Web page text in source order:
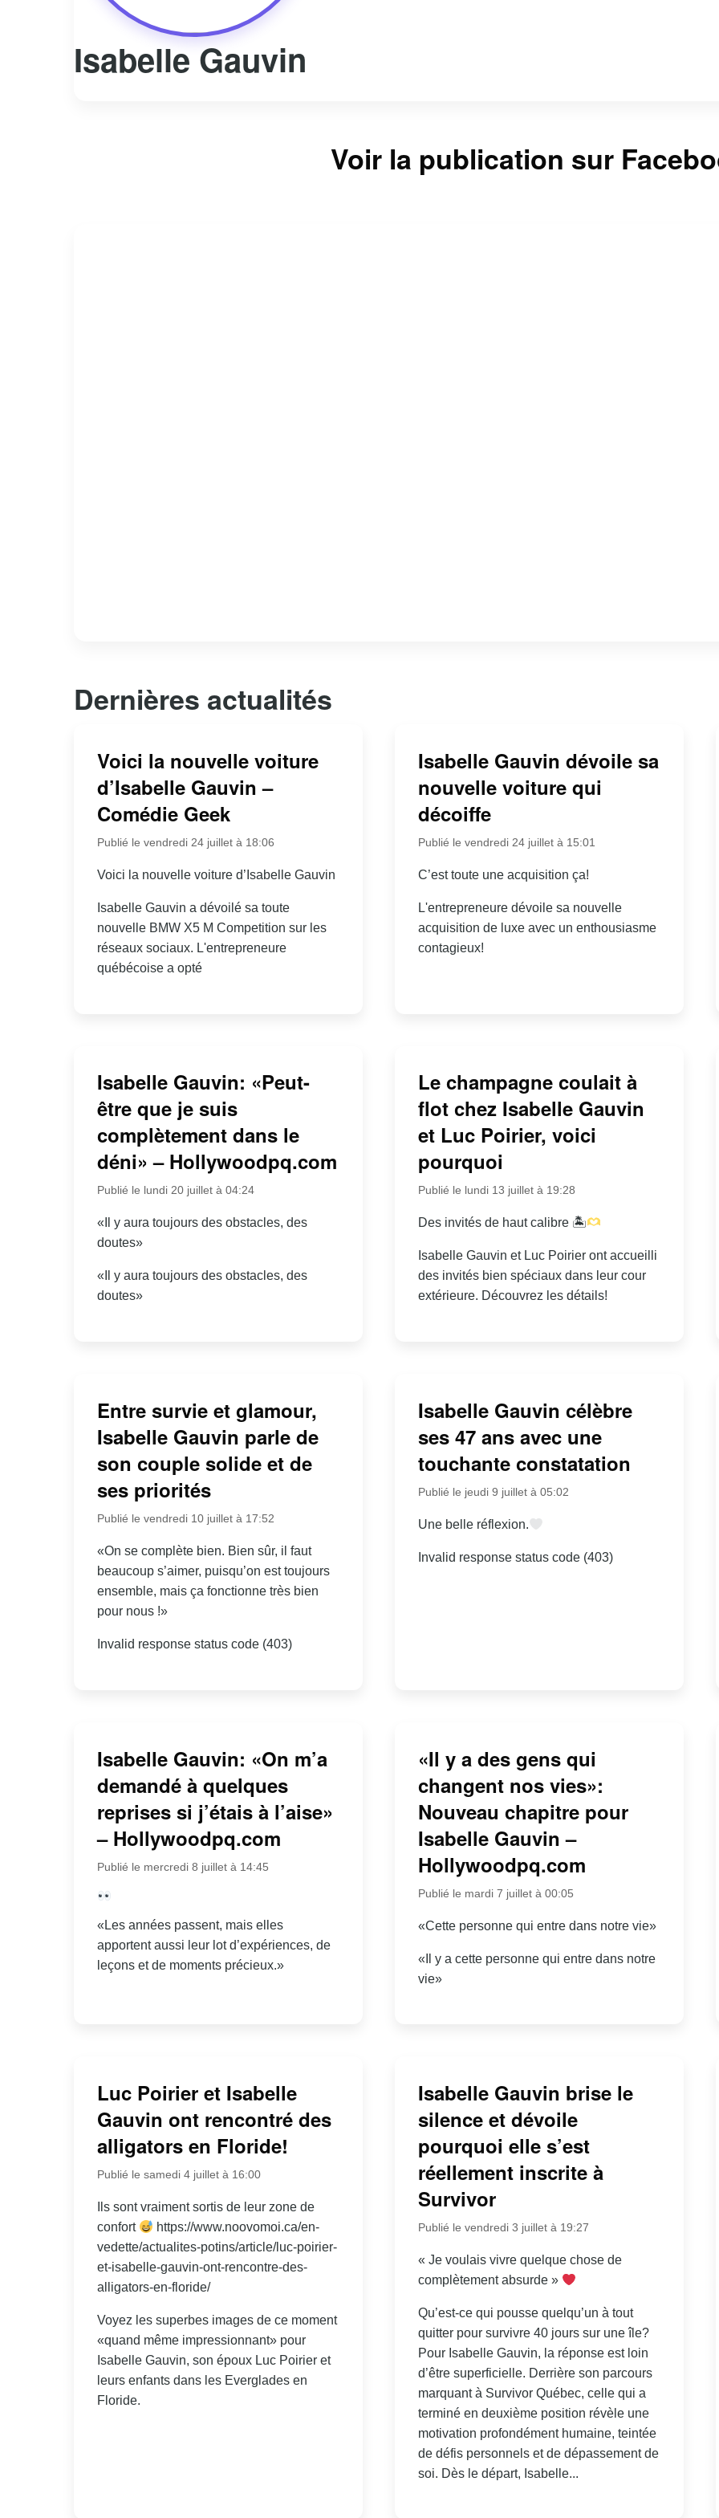
Isabelle Gauvin
Voir la publication sur
Dernières actualités
Voici la nouvelle voiture
d’Isabelle Gauvin –
Comédie Geek
Publié le vendredi 24 juillet à 18:06
Voici la nouvelle voiture d’Isabelle Gauvin
Isabelle Gauvin a dévoilé sa toute
nouvelle BMW X5 M Competition sur les
réseaux sociaux. L'entrepreneure
québécoise a opté
Isabelle Gauvin dévoile sa
nouvelle voiture qui
décoiffe
Publié le vendredi 24 juillet à 15:01
C’est toute une acquisition ça!
L'entrepreneure dévoile sa nouvelle
acquisition de luxe avec un enthousiasme
contagieux!
Isabelle Gauvin: «Peut-
être que je suis
complètement dans le
déni» – Hollywoodpq.com
Publié le lundi 20 juillet à 04:24
«Il y aura toujours des obstacles, des
doutes»
«Il y aura toujours des obstacles, des
doutes»
Le champagne coulait à
flot chez Isabelle Gauvin
et Luc Poirier, voici
pourquoi
Publié le lundi 13 juillet à 19:28
Des invités de haut calibre 🏝
Isabelle Gauvin et Luc Poirier ont accueilli
des invités bien spéciaux dans leur cour
extérieure. Découvrez les détails!
Entre survie et glamour,
Isabelle Gauvin parle de
son couple solide et de
ses priorités
Publié le vendredi 10 juillet à 17:52
«On se complète bien. Bien sûr, il faut
beaucoup s’aimer, puisqu’on est toujours
ensemble, mais ça fonctionne très bien
pour nous !»
Invalid response status code (403)
Isabelle Gauvin célèbre
ses 47 ans avec une
touchante constatation
Publié le jeudi 9 juillet à 05:02
Une belle réflexion.
Invalid response status code (403)
Isabelle Gauvin: «On m’a
demandé à quelques
reprises si j’étais à l’aise»
– Hollywoodpq.com
Publié le mercredi 8 juillet à 14:45
«Les années passent, mais elles
apportent aussi leur lot d’expériences, de
leçons et de moments précieux.»
«Il y a des gens qui
changent nos vies»:
Nouveau chapitre pour
Isabelle Gauvin –
Hollywoodpq.com
Publié le mardi 7 juillet à 00:05
«Cette personne qui entre dans notre vie»
«Il y a cette personne qui entre dans notre
vie»
Luc Poirier et Isabelle
Gauvin ont rencontré des
alligators en Floride!
Publié le samedi 4 juillet à 16:00
Ils sont vraiment sortis de leur zone de
confort
https://www.noovomoi.ca/en-
vedette/actualites-potins/article/luc-poirier-
et-isabelle-gauvin-ont-rencontre-des-
alligators-en-floride/
Voyez les superbes images de ce moment
«quand même impressionnant» pour
Isabelle Gauvin, son époux Luc Poirier et
leurs enfants dans les Everglades en
Floride.
Isabelle Gauvin brise le
silence et dévoile
pourquoi elle s’est
réellement inscrite à
Survivor
Publié le vendredi 3 juillet à 19:27
« Je voulais vivre quelque chose de
complètement absurde »
Qu’est-ce qui pousse quelqu’un à tout
quitter pour survivre 40 jours sur une île?
Pour Isabelle Gauvin, la réponse est loin
d’être superficielle. Derrière son parcours
marquant à Survivor Québec, celle qui a
terminé en deuxième position révèle une
motivation profondément humaine, teintée
de défis personnels et de dépassement de
soi. Dès le départ, Isabelle...